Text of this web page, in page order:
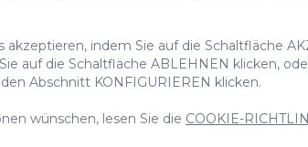
9
Gran Canaria
Spanien
Inserieren Sie Ihre
akzeptieren, indem Sie auf die Schaltfläche
auf die Schaltfläche ABLEHNEN klicken,
Abschnitt KONFIGURIEREN klicken.
wünschen, lesen Sie die COOKIE-